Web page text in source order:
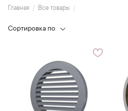
Главная Все товары
Сортировка по